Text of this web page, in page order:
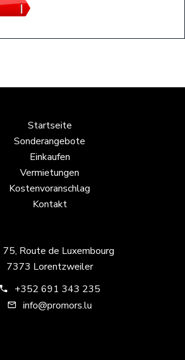
Startseite
Sonderangebote
Einkaufen
Vermietungen
Kostenvoranschlag
Kontakt
75, Route de Luxembourg
7373 Lorentzweiler
+352 691 343 235
info@promors.lu